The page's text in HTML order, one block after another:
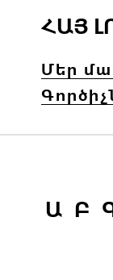
ՀԱՅ
Մեր
Ա Բ